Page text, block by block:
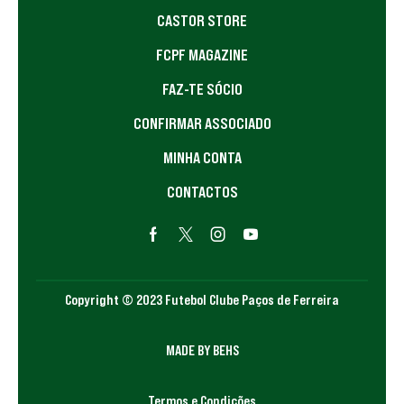
CASTOR STORE
FCPF MAGAZINE
FAZ-TE SÓCIO
CONFIRMAR ASSOCIADO
MINHA CONTA
CONTACTOS
Copyright © 2023 Futebol Clube Paços de Ferreira
MADE BY BEHS
Termos e Condições